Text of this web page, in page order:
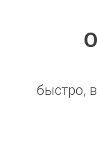
быстро,